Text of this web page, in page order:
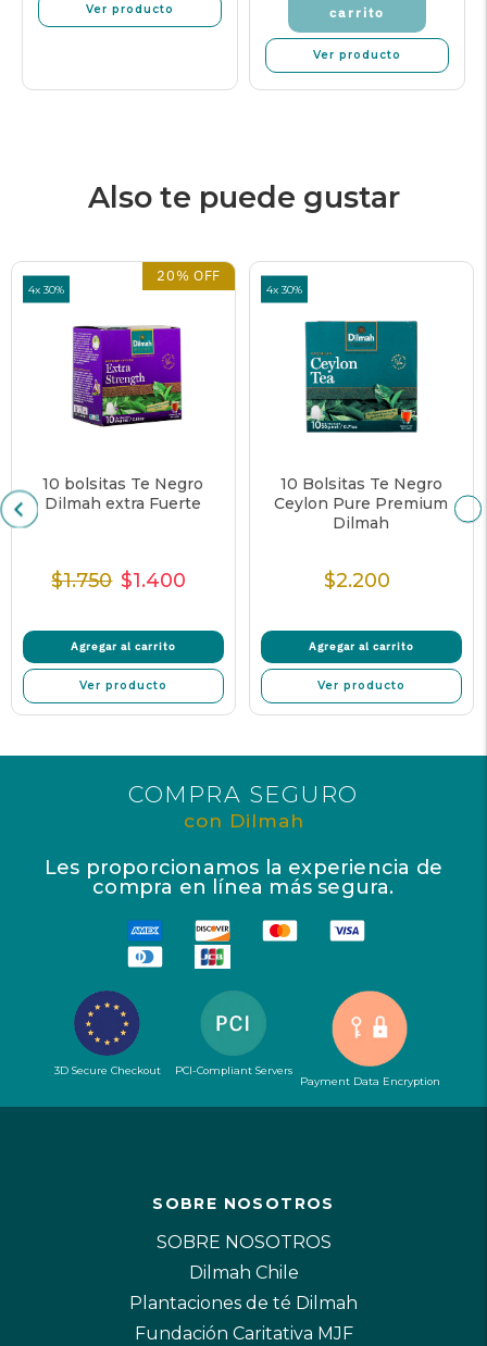
Ver producto carrito
Ver producto
Also te puede gustar
4x 30%
20% OFF
10 bolsitas Te Negro
Dilmah extra Fuerte
Precio
$1.750 Precio
oferta
$1.400
Agregar al carrito
Ver producto
4x 30%
10 Bolsitas Te Negro
Ceylon Pure Premium
Dilmah
Precio
$2.200
Agregar al carrito
Ver producto
COMPRA SEGURO
con Dilmah
Les proporcionamos la experiencia de
compra en línea más segura.
3D Secure Checkout
PCI-Compliant Servers
Payment Data Encryption
SOBRE NOSOTROS
SOBRE NOSOTROS
Dilmah Chile
Plantaciones de té Dilmah
Fundación Caritativa MJF